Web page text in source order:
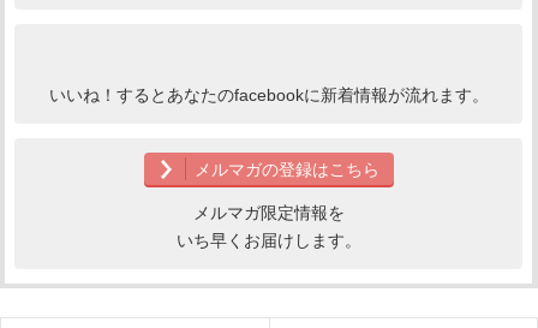
いいね！するとあなたのfacebookに新着情報が流れます。
メルマガの登録はこちら
メルマガ限定情報を
いち早くお届けします。